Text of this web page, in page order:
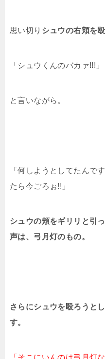
思い切り シュウの右頬を殴
「シュウくんのバカァ!!!」
と言いながら。
「何しようとしてたんで
たら今ごろぉ!!」
シュウの頬をギリリと引
声は、弓月灯のもの。
さらにシュウを殴ろうと
す。
「そこにいんのは弓月灯